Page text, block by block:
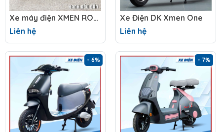
Xe máy điện XMEN ROMAN YAKA
Liên hệ
Xe Điện DK Xmen One
Liên hệ
- 6% - 7%